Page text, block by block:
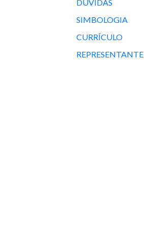
DÚVIDAS
SIMBOLOGIA
CURRÍCULO
REPRESENTANTE